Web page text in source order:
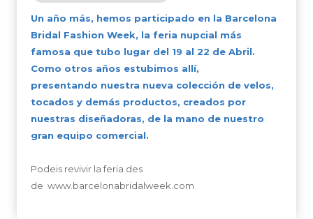
Un año más, hemos participado en la Barcelona
Bridal Fashion Week, la feria nupcial más
famosa que tubo lugar del 19 al 22 de Abril.
Como otros años estubimos allí,
presentando nuestra nueva colección de velos,
tocados y demás productos, creados por
nuestras diseñadoras, de la mano de nuestro
gran equipo comercial.
Podeis revivir la feria des
de www.barcelonabridalweek.com